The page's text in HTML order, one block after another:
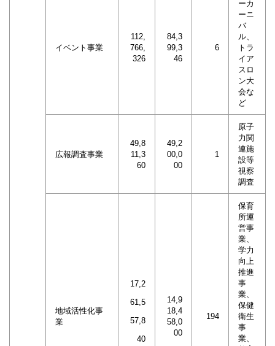
イベント事業
112,
766,
326
84,3
99,3
46
6
ーカ
ーニ
バ
ル、
トラ
イア
スロ
ン大
会な
ど
広報調査事業
49,8
11,3
60
49,2
00,0
00
1
原子
力関
連施
設等
視察
調査
地域活性化事
業
17,2
61,5
57,8
40
14,9
18,4
58,0
00
194
保育
所運
営事
業、
学力
向上
推進
事
業、
保健
衛生
事
業、